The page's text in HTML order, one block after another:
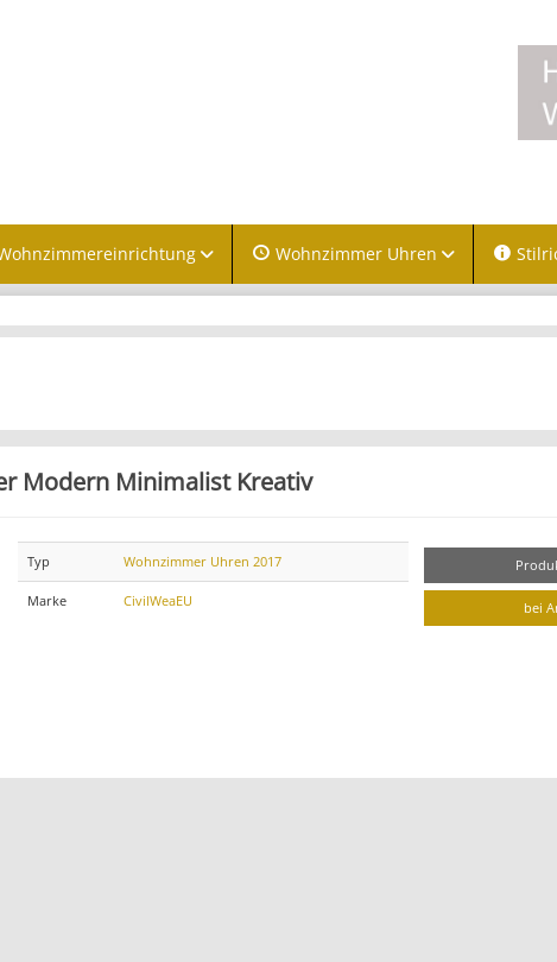
Wohnzimmer Uhren
Modern Minimalist Kreativ
Typ Wohnzimmer Uhren 2017
Marke CivilWeaEU bei